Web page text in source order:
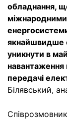
обладнання,
якнайшвидше
уникнути в
навантаження
передачі
Білявський,
Співрозмовник